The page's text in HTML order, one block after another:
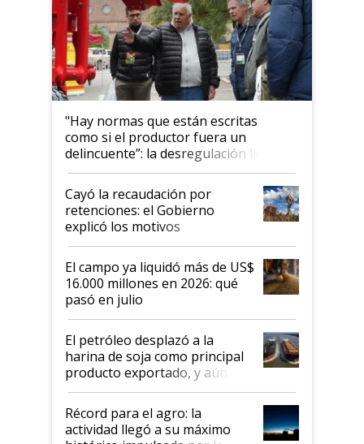
"Hay normas que están escritas
como si el productor fuera un
delincuente”: la desregulación llegó
al Congreso Aapresid y hasta se
habló del financiamiento al IPCVA
Cayó la recaudación por
retenciones: el Gobierno
explicó los motivos
El campo ya liquidó más de US$
16.000 millones en 2026: qué
pasó en julio
El petróleo desplazó a la
harina de soja como principal
producto exportado, y aún así
el agro aportó casi seis de cada
diez dólares y sostuvo el
liderazgo en un semestre
récord
Récord para el agro: la
actividad llegó a su máximo